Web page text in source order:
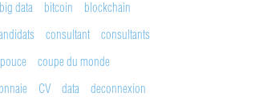
big data bitcoin
blockchain
consultant
consultants
coupe du monde
CV data
deconnexion